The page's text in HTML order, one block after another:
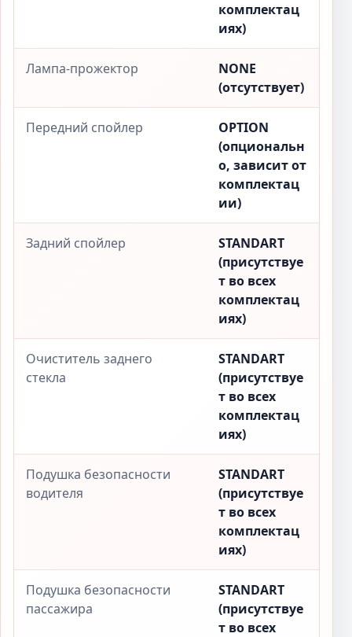
комплектац
иях)
Лампа-прожектор
NONE
(отсутствует)
Передний спойлер
OPTION
(опциональн
о, зависит от
комплектац
ии)
Задний спойлер
STANDART
(присутствуе
т во всех
комплектац
иях)
Очиститель заднего
стекла
STANDART
(присутствуе
т во всех
комплектац
иях)
Подушка безопасности
водителя
STANDART
(присутствуе
т во всех
комплектац
иях)
Подушка безопасности
пассажира
STANDART
(присутствуе
т во всех